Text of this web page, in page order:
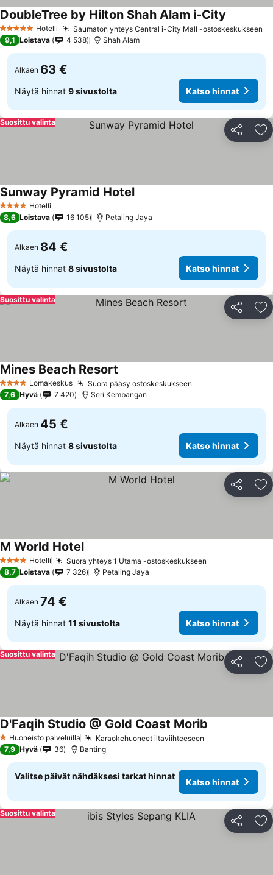
5 Tähtiluokitus
Hotelli Saumaton yhteys Central i-City Mall -ostoskeskukseen
DoubleTree by Hilton Shah Alam i-City
9,1 Loistava 4 538 Shah Alam
Alkaen 63 €
Näytä hinnat 9 sivustolta Katso hinnat
Jaa
Suosittu valinta
4 Tähtiluokitus
Hotelli
Sunway Pyramid Hotel
8,6 Loistava 16 105 Petaling Jaya
Alkaen 84 €
Näytä hinnat 8 sivustolta Katso hinnat
Jaa
Suosittu valinta
4 TähtiluokitusLomakeskus Suora pääsy ostoskeskukseen
Mines Beach Resort
7,6 Hyvä 7 420 Seri Kembangan
Alkaen 45 €
Näytä hinnat 8 sivustolta Katso hinnat
Jaa
4 Tähtiluokitus
Hotelli Suora yhteys 1 Utama -ostoskeskukseen
M World Hotel
8,7 Loistava 7 326 Petaling Jaya
Alkaen 74 €
Näytä hinnat 11 sivustolta Katso hinnat
Jaa
Suosittu valinta
1 Tähtiluokitus
Huoneisto palveluilla Karaokehuoneet iltaviihteeseen
D'Faqih Studio @ Gold Coast Morib
7,9 Hyvä 36 Banting
Valitse päivät nähdäksesi tarkat hinnat
Katso hinnat
Jaa
Suosittu valinta